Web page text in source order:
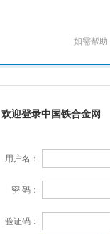
如需帮助
欢迎登录中国铁合金网
用户名：
密 码：
验证码：